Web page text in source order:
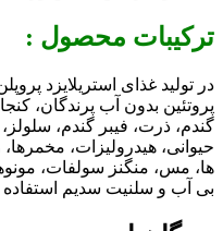
ترکیبات محصول :
پروتئین بدون آب پرندگان،
گندم، ذرت، فیبر گندم،
حیوانی، هیدرولیزات،
ها، مس، منگنز سولفات،
بی آب و سلنیت سدیم